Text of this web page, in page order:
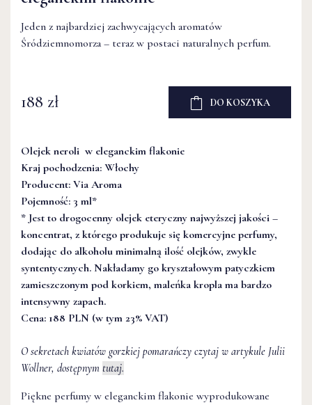
Jeden z najbardziej zachwycających aromatów
Śródziemnomorza – teraz w postaci naturalnych perfum.
188 zł DO KOSZYKA
Olejek neroli w eleganckim flakonie
Kraj pochodzenia: Włochy
Producent: Via Aroma
Pojemność: 3 ml*
* Jest to drogocenny olejek eteryczny najwyższej jakości –
koncentrat, z którego produkuje się komercyjne perfumy,
dodając do alkoholu minimalną ilość olejków, zwykle
syntentycznych. Nakładamy go kryształowym patyczkiem
zamieszczonym pod korkiem, maleńka kropla ma bardzo
intensywny zapach.
Cena: 188 PLN (w tym 23% VAT)
O sekretach kwiatów gorzkiej pomarańczy czytaj w artykule Julii
Wollner, dostępnym tutaj.
Piękne perfumy w eleganckim flakonie wyprodukowane